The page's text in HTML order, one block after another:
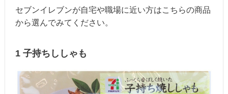
セブンイレブンが自宅や職場に近い方はこちらの商品
から選んでみてください。
1 子持ちししゃも